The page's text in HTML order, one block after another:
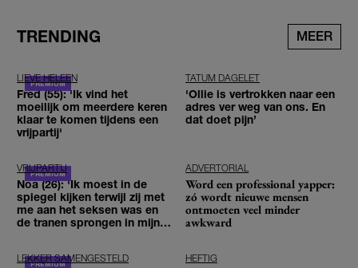
TRENDING MEER
LIEVE HELEEN
Fred (55): 'Ik vind het
moeilijk om meerdere keren
klaar te komen tijdens een
vrijpartij'
TATUM DAGELET
'Ollie is vertrokken naar een
adres ver weg van ons. En
dat doet pijn’
VRIJPARTIJ
Noa (26): 'Ik moest in de
spiegel kijken terwijl zij met
me aan het seksen was en
de tranen sprongen in mijn
ADVERTORIAL
Word een professional yapper:
zó wordt nieuwe mensen
ontmoeten veel minder
awkward
LEKKER SAMENGESTELD HEFTIG